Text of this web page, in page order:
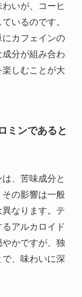
いが、コーヒ
いるのです。
にカフェインの
分が組み合わ
しむことが大
ミンであると
、苦味成分と
の影響は一般
なります。テ
アルカロイド
かですが、独
、味わいに深